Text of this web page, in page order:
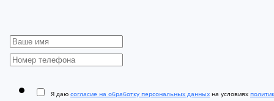
Я даю согласие на обработку персональных данных на условиях